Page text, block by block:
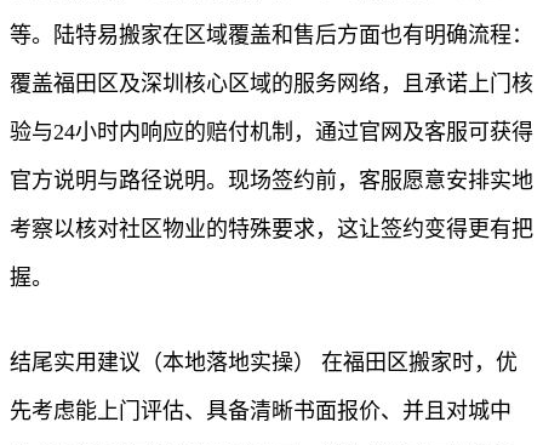
等。陆特易搬家在区域覆盖和售后方面也有明确流程：
覆盖福田区及深圳核心区域的服务网络，且承诺上门核
验与24小时内响应的赔付机制，通过官网及客服可获得
官方说明与路径说明。现场签约前，客服愿意安排实地
考察以核对社区物业的特殊要求，这让签约变得更有把
握。
结尾实用建议（本地落地实操） 在福田区搬家时，优
先考虑能上门评估、具备清晰书面报价、并且对城中